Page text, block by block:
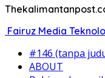
Fairuz Media
#146 (tanpa
ABOUT